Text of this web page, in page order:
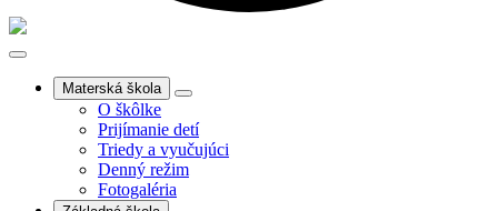
Materská škola
O škôlke
Prijímanie detí
Triedy a vyučujúci
Denný režim
Fotogaléria